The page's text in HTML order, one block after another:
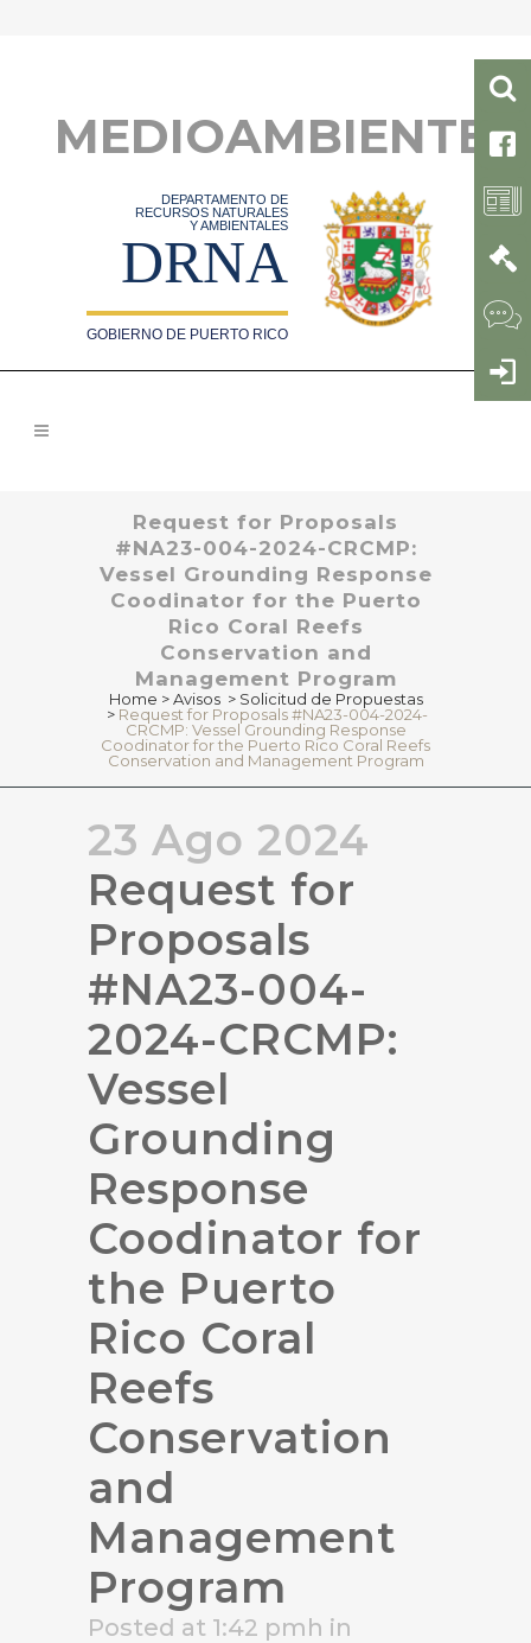
MEDIOAMBIENTE
DEPARTAMENTO DE
RECURSOS NATURALES
Y AMBIENTALES
DRNA
GOBIERNO DE PUERTO RICO
Request for Proposals
#NA23-004-2024-CRCMP:
Vessel Grounding Response
Coodinator for the Puerto
Rico Coral Reefs
Conservation and
Management Program
Home >Avisos > Solicitud de Propuestas
> Request for Proposals #NA23-004-2024-
CRCMP: Vessel Grounding Response
Coodinator for the Puerto Rico Coral Reefs
Conservation and Management Program
23 Ago 2024
Request for
Proposals
#NA23-004-
2024-CRCMP:
Vessel
Grounding
Response
Coodinator for
the Puerto
Rico Coral
Reefs
Conservation
and
Management
Program
Posted at 1:42 pmh in